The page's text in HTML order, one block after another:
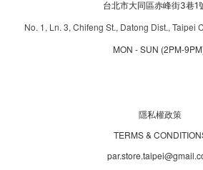
台北市大同區赤峰街3巷1
No. 1, Ln. 3, Chifeng St., Datong Dist., Taipei
MON - SUN (2PM-
隱私權政策
TERMS &